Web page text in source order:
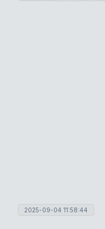
2025-09-04 11:58:44